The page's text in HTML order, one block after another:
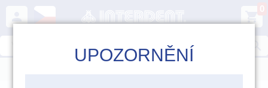
person shopping_cart
0
UPOZORNĚNÍ